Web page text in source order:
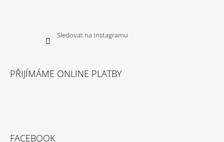
Sledovat na Instagramu
PŘIJÍMÁME ONLINE PLATBY
FACEBOOK